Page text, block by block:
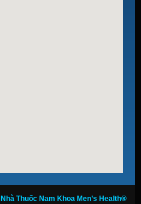
Nhà Thuốc Nam Khoa Men’s Health®